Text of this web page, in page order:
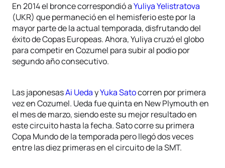
En 2014 el bronce correspondió aYuliya Yelistratova
(UKR) que permaneció en el hemisferio este por la
mayor parte de la actual temporada, disfrutando del
éxito de Copas Europeas. Ahora, Yuliya cruzó el globo
para competir en Cozumel para subir al podio por
segundo año consecutivo.
Las japonesasAi UedayYuka Satocorren por primera
vez en Cozumel. Ueda fue quinta en New Plymouth en
el mes de marzo, siendo este su mejor resultado en
este circuito hasta la fecha. Sato corre su primera
Copa Mundo de la temporada pero llegó dos veces
entre las diez primeras en el circuito de la SMT.